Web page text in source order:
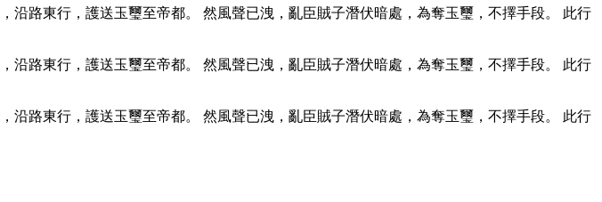
路東行，護送玉璽至帝都。 然風聲已洩，亂臣賊子潛伏暗處，為奪玉璽，不擇手段。 此行
路東行，護送玉璽至帝都。 然風聲已洩，亂臣賊子潛伏暗處，為奪玉璽，不擇手段。 此行
路東行，護送玉璽至帝都。 然風聲已洩，亂臣賊子潛伏暗處，為奪玉璽，不擇手段。 此行